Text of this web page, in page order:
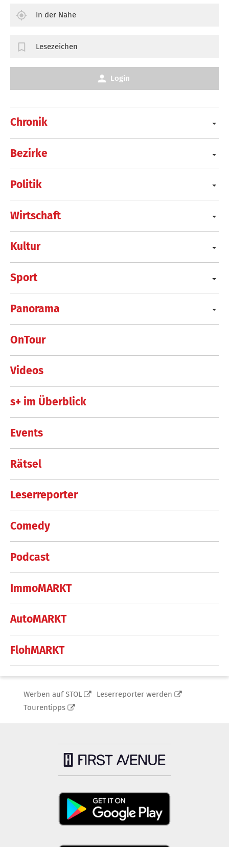
Chronik
Bezirke
Politik
Wirtschaft
Kultur
Sport
Panorama
OnTour
Videos
s+ im Überblick
Events
Rätsel
Leserreporter
Comedy
Podcast
ImmoMARKT
AutoMARKT
FlohMARKT
In der Nähe
Lesezeichen
Login
Werben auf STOL
Leserreporter werden
Tourentipps